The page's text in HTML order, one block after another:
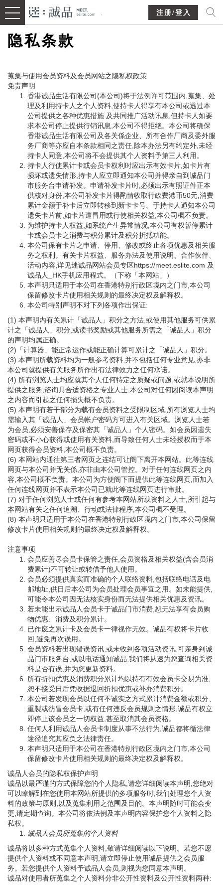
注册/登入
隐私条款
蒐集与使用会员资料及会员网站之隐私权政策
免责声明
香港诚品生活有限公司(本公司)将于法例许可范围内,蒐集、处
理及利用持卡人之个人资料,使持卡人得享有本公司或透过本
公司提供之各种优惠措施 及共同推广活动讯息,但持卡人如要
求本公司停止提供行销讯息,本公司不得拒绝。本公司将确保
香港诚品生活有限公司及各关係企业、所有合作厂商及委外服
务厂商等亦应自本条款相同之责任,除本办法另有约定外,未经
持卡人同意,本公司将不会提供其个人资料予第三人利用。
持卡人行使累计卡或会员卡权利时应出示有效卡片,如卡片有
损坏或遗失情形,持卡人应立即通知本公司并得亲自到诚品门
市服务台申请补发。申请补发卡片时,必须出示有照证件正本
供核对身份,本公司补发卡片得酌情收取行政费港币50元,消费
累计金额于补卡后立即转移到新卡卡号。于持卡人通知本公司
遗失卡片前,如卡片遭冒用或行使相关权益,本公司概不负责。
为维护持卡人权益,如系统产生异常情况,本公司有权暂停累计
卡或会员卡之消费与积分累计及积分折抵功能。
本公司保有卡片之申请、停用、修改或终止各项优惠及相关服
务之权利。有关卡片权益、服务办法及使用说明、合作伙伴、
活动内容,详见迷诚品网站会员专区https://meet.eslite.com 及
诚品人_HK手机应用程式。（下称「本网站」）
本声明只适用于本公司在香港特别行政区境内之门市,本公司
保留修改卡片使用相关规则的最终决定权及解释权。
本公司特别声明不对下列各项作出保证:
(1) 本声明内有关累计「诚品人」积分之方法,或使用其他服务可供累
计之「诚品人」积分,或读书奖励或其他服务所需之「诚品人」积分
的声明均属正确。
(2)「计算器」能正常运作或能正确计算可累计之「诚品人」积分。
(3) 本声明所载资料均为一般参考资料,并不包括任何专业意见,亦非
本公司就提供有关服务所作出有法律效力之任何承诺。
(4) 所有浏览人士均应就其个人任何特定之质疑或问题,或就本说明所
提供之服务,谘询具合适资格之专业人士;本公司对任何因阅读本声明
之内容而引起之任何损失概不负责。
(5) 本声明有若干部分为载有会员资料之受限制区域,所有浏览人士均
需输入其「诚品人」会员帐户密码方可进入有关区域。浏览人士若
为会员,必须安善保存及保密其「诚品人」个人密码。如会员因遗失
密码或不小心获得或使用有关资料,而导致任何人士未经授权而于本
网页获得会员资料,本公司概不负责。
(6) 本网站内通往第三者网页之连结可让阁下离开本网站。此等连线
网页与本公司并无关係,亦非由本公司管控。对于任何连线网页之内
容,本公司概不负责。本公司为方便阁下而提供此等连线网页,而加入
任何连线网页并不表示本公司已就此等连线网页进行审批。
(7) 对于任何浏览人士或任何有参考本网站所载资料之人士,所引起与
本网站有关之任何追溯、行动或法律程序,本公司概不受理。
(8) 本声明只适用于本公司在香港特别行政区境内之门市,本公司保留
修改卡片使用相关规则的最终决定权及解释权。
注意事项
会员应善尽会员卡保管之责任,会员资格及相关权益(含会员消
费累计)不可转让或转借予他人使用。
会员必须提供真实而准确的个人联络资料,包括联络电话及电
邮地址,供日后本公司为会员处理会员事宜之用。如未能提供,
可能令本公司因无法核实身份而无法提供相关优惠及资讯。
若未能出示诚品人会员卡于诚品门市消费,恕无法享有会员购
物优惠、消费及积分累计。
已作废之累计卡及会员卡一律视作无效。诚品有权将卡片收
回,避免再次误用。
会员资料若出现错误资讯,或未收到各项活动资讯,可亲身到诚
品门市服务台,或以电话通知诚品,我们将从速为您查询相关资
料是否有误,并为您更新资料。
所有折扣优惠及消费积分累计均以持有有效会员卡交易为准,
恕不接受日后凭收据退回折扣优惠或补办消费积分。
本公司若发现会员以任何不诚实之方式累计消费金额或积分、
重製或彷冒会员卡,或有任何违反会员规则之情形,诚品有权立
即停止该会员之一切权益,甚至取消其会员资格。
任何人利用诚品人会员卡制度从事不法行为,诚品都将循法律
途径追究其应负之法律责任。
本声明只适用于本公司在香港特别行政区境内之门市,本公司
保留修改卡片使用相关规则的最终决定权及解释权。
诚品人会员的隐私权保护声明
诚品以最严谨的方式保障您的个人隐私,请您详细阅读本声明,您绝对
可以瞭解到在您使用本网站所提供的多项服务时,我们处理您个人资
料的政策与原则,以及蒐集利用之范围及目的。本声明随时可能会变
更,请定期查询。本公司将依法例及本声明内容保护您个人资料之隐
私权。
诚品人会员所蒐集的个人资料
诚品将以多种方式蒐集个人资料,敬请详细阅读以下说明。若您不愿
提供个人资料或不同意本声明,请立即停止使用诚品提供之会员服
务。若您提供个人资料予诚品人会员,则视为您同意本声明。
诚品对使用者所蒐集之个人资料分非公开性资料及公开性资料两种: